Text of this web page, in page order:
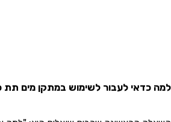
לעבור לשימוש במתקן מים תת